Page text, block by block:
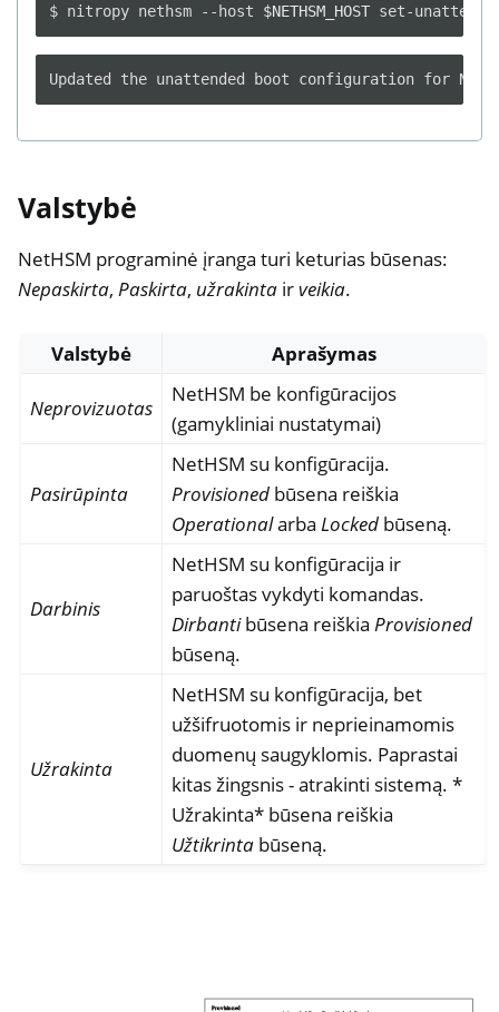
$ nitropy nethsm --host $NETHSM_HOST set-
Valstybė
NetHSM programinė įranga turi keturias būsenas:
Nepaskirta, Paskirta, užrakinta irveikia.
Valstybė Aprašymas
Neprovizuotas
NetHSM be konfigūracijos
(gamykliniai nustatymai)
Pasirūpinta
NetHSM su konfigūracija.
Provisioned būsena reiškia
OperationalarbaLocked būseną.
Darbinis
NetHSM su konfigūracija ir
paruoštas vykdyti komandas.
Dirbantibūsena reiškiaProvisioned
būseną.
Užrakinta
NetHSM su konfigūracija, bet
užšifruotomis ir neprieinamomis
duomenų saugyklomis. Paprastai
kitas žingsnis - atrakinti sistemą. *
Užrakinta* būsena reiškia
Užtikrinta būseną.